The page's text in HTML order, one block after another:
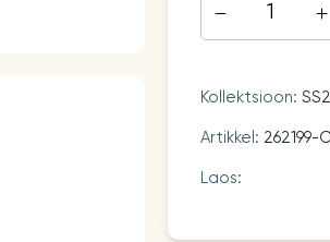
Kollektsioon:
Artikkel: 262199-
Laos: